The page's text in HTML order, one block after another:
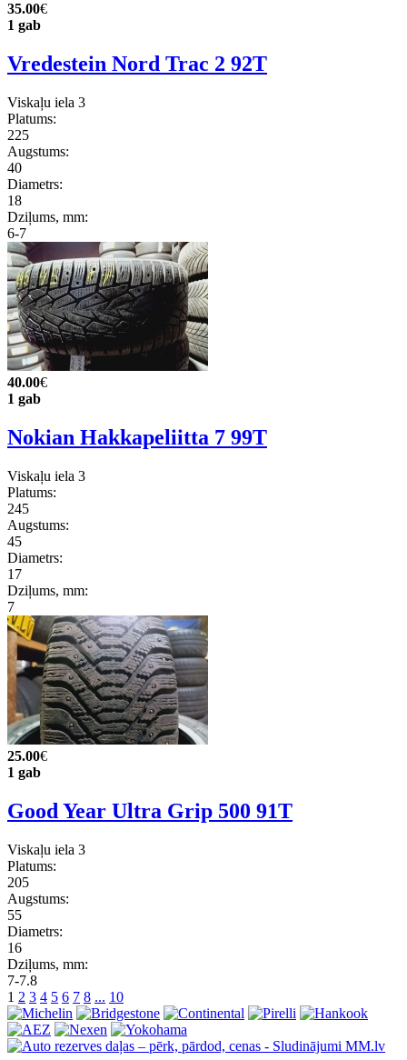
35.00€
1 gab
Vredestein Nord Trac 2 92T
Viskaļu iela 3
Platums:
225
Augstums:
40
Diametrs:
18
Dziļums, mm:
6-7
40.00€
1 gab
Nokian Hakkapeliitta 7 99T
Viskaļu iela 3
Platums:
245
Augstums:
45
Diametrs:
17
Dziļums, mm:
7
25.00€
1 gab
Good Year Ultra Grip 500 91T
Viskaļu iela 3
Platums:
205
Augstums:
55
Diametrs:
16
Dziļums, mm:
7-7.8
1 2 3 4 5 6 7 8 ... 10